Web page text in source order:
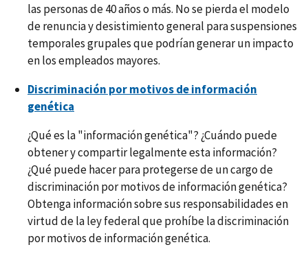
las personas de 40 años o más. No se pierda el modelo
de renuncia y desistimiento general para suspensiones
temporales grupales que podrían generar un impacto
en los empleados mayores.
Discriminación por motivos de información
genética
¿Qué es la "información genética"? ¿Cuándo puede
obtener y compartir legalmente esta información?
¿Qué puede hacer para protegerse de un cargo de
discriminación por motivos de información genética?
Obtenga información sobre sus responsabilidades en
virtud de la ley federal que prohíbe la discriminación
por motivos de información genética.